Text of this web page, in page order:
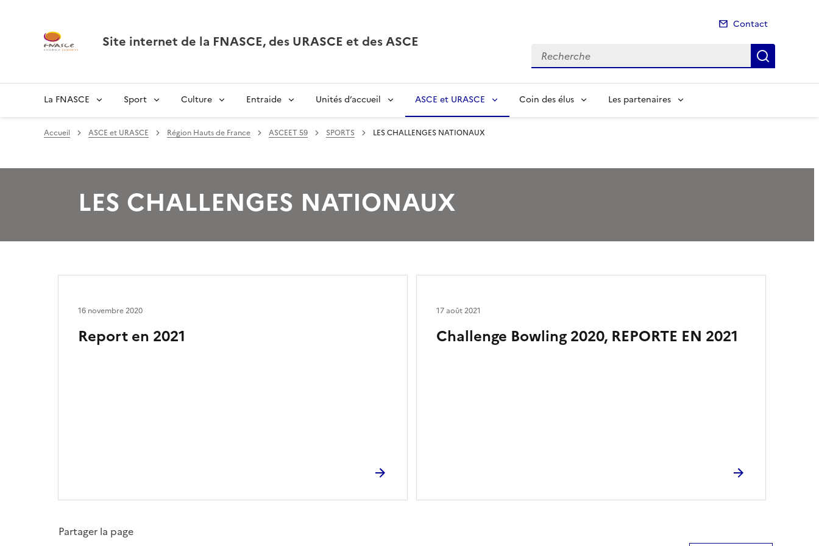
Site internet de la FNASCE, des URASCE et des ASCE
Contact
Recherche
La FNASCE Sport Culture Entraide Unités d’accueil ASCE et URASCE Coin des élus Les partenaires
Accueil ASCE et URASCE Région Hauts de France ASCEET 59 SPORTS LES CHALLENGES NATIONAUX
LES CHALLENGES NATIONAUX
Report en 2021
16 novembre 2020
Challenge Bowling 2020, REPORTE EN 2021
17 août 2021
Partager la page